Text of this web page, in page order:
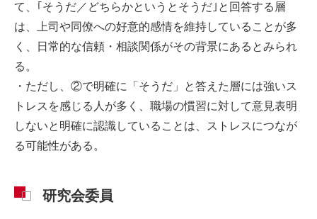
て、｢そうだ／どちらかというとそうだ｣と回答する層
は、上司や同僚への好意的感情を維持していることが多
く、日常的な信頼・相談関係がその背景にあるとみられ
る。
・ただし、②で明確に「そうだ」と答えた層には強いス
トレスを感じる人が多く、職場の慣習に対して意見表明
しないと明確に認識していることは、ストレスにつなが
る可能性がある。
研究会委員